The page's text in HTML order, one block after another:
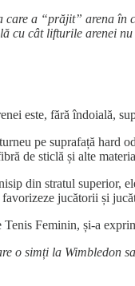
a “prăjit” arena
cu cât lifturile arenei
este, fără îndoială,
pe suprafață hard
de sticlă și alte
din stratul
jucătorii și
Feminin, și-a
o simți la